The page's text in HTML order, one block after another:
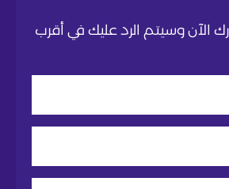
الآن وسيتم الرد عليك في أقرب